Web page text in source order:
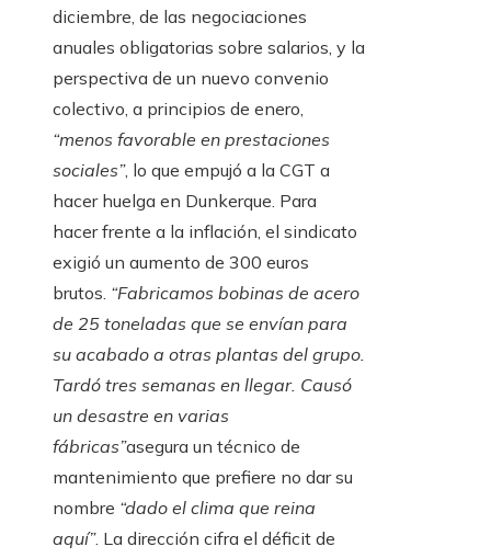
diciembre, de las negociaciones
anuales obligatorias sobre salarios, y la
perspectiva de un nuevo convenio
colectivo, a principios de enero,
“menos favorable en prestaciones
sociales”, lo que empujó a la CGT a
hacer huelga en Dunkerque. Para
hacer frente a la inflación, el sindicato
exigió un aumento de 300 euros
brutos. “Fabricamos bobinas de acero
de 25 toneladas que se envían para
su acabado a otras plantas del grupo.
Tardó tres semanas en llegar. Causó
un desastre en varias
fábricas”asegura un técnico de
mantenimiento que prefiere no dar su
nombre “dado el clima que reina
aquí”. La dirección cifra el déficit de